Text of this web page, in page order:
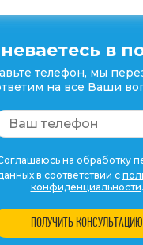
в
телефон, мы
на все Ваши
на обработку
в соответствии с
конфиденциальности.
ПОЛУЧИТЬ КОНСУЛЬТАЦИЮ